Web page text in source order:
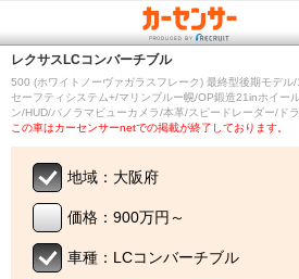
レクサス LCコンバーチブル
500 (ホワイトノーヴァガラスフレーク) 最終型後期モデ
セーフティシステム+/マリンブルー幌/OP鍛造21inホイー
ン/HUD/パノラマビューカメラ/本革/スピードレーダー/ド
この車はカーセンサーnetでの掲載が終了しております。
地域：大阪府
価格：900万円～
車種：LCコンバーチブル